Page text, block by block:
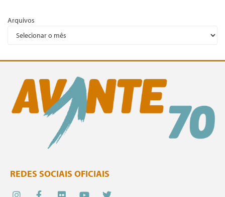
Arquivos
REDES SOCIAIS OFICIAIS